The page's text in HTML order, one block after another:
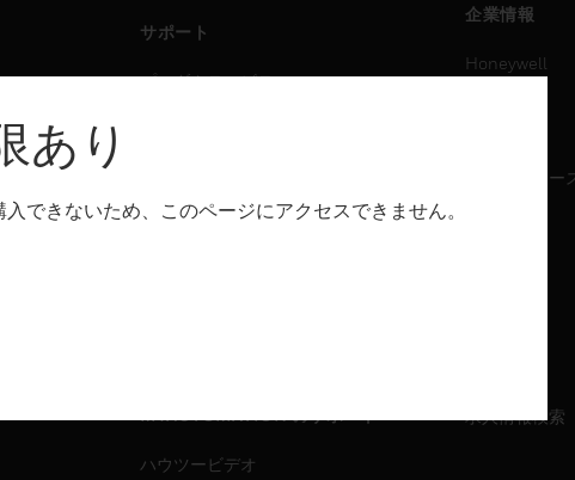
ン
サポート
プロダクティビティ
ハウツービデオ
企業情報
Honeywell
プレスリリー
求人情報検索
あり
できないため、このページにアクセスできません。